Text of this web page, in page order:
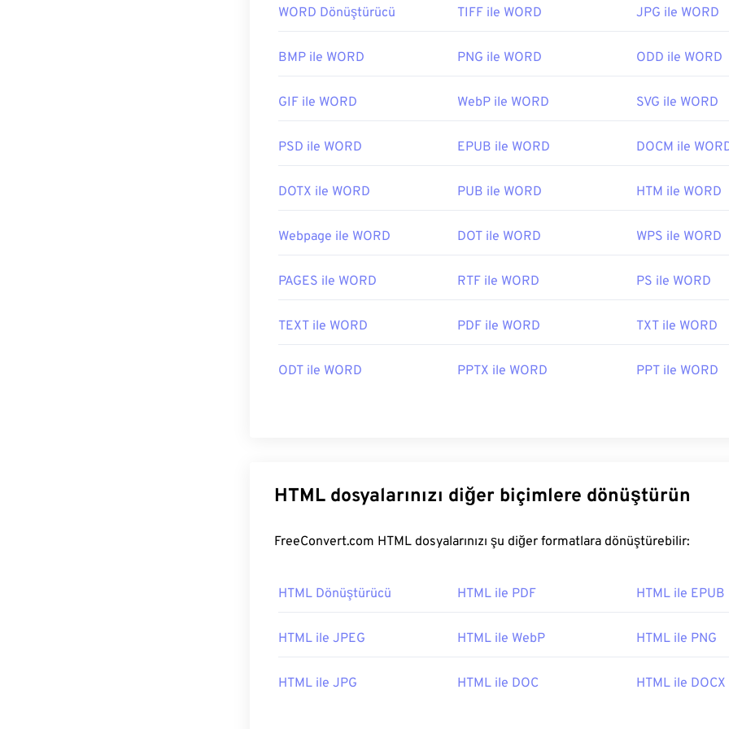
WORD Dönüştürücü TIFF ile WORD JPG ile WORD
BMP ile WORD PNG ile WORD ODD ile WORD
GIF ile WORD WebP ile WORD SVG ile WORD
PSD ile WORD EPUB ile WORD DOCM ile
DOTX ile WORD PUB ile WORD HTM ile WORD
Webpage ile WORD DOT ile WORD WPS ile WORD
PAGES ile WORD RTF ile WORD PS ile WORD
TEXT ile WORD PDF ile WORD TXT ile WORD
ODT ile WORD PPTX ile WORD PPT ile WORD
HTML dosyalarınızı diğer biçimlere dönüştürün
FreeConvert.com HTML dosyalarınızı şu diğer formatlara dönüştürebilir:
HTML Dönüştürücü HTML ile PDF HTML ile EPUB
HTML ile JPEG HTML ile WebP HTML ile PNG
HTML ile JPG HTML ile DOC HTML ile DOCX